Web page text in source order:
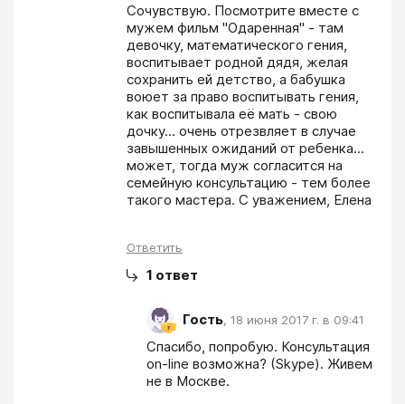
Сочувствую. Посмотрите вместе с
мужем фильм "Одаренная" - там
девочку, математического гения,
воспитывает родной дядя, желая
сохранить ей детство, а бабушка
воюет за право воспитывать гения,
как воспитывала её мать - свою
дочку... очень отрезвляет в случае
завышенных ожиданий от ребенка...
может, тогда муж согласится на
семейную консультацию - тем более
такого мастера. С уважением, Елена
Ответить
1 ответ
Гость, 18 июня 2017 г. в 09:41
Спасибо, попробую. Консультация
on-line возможна? (Skype). Живем
не в Москве.